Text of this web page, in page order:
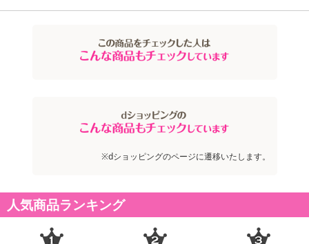
【ティソ・メール ブリュット ラピアーズ】
間寝かせた後澱引きを行います。ドサージュ:8g/l 。
KindeliとThe Hermit Ramのワインメーカーが立ち上げた「SipSun
Wines」。アップルやレモンゼストのフレッシュなアロマと綺麗な
描いたもので、南洋の楽園、つまり「ニュージーランド」を表現し
す。
【ジョアン・カブラル・アルメイダ カメレオン ロウレイロ・アルバ
※dショッピングのページに遷移いたします。
人気商品ランキング